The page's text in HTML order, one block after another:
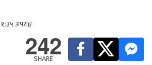
अपराह्न
242
SHARE